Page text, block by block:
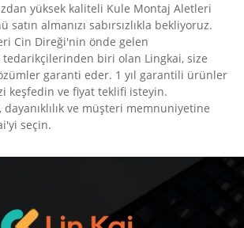
yüksek kaliteli Kule Montaj Aletleri
almanızı sabırsızlıkla bekliyoruz.
Cin Direği'nin önde gelen
biri olan Lingkai, size
garanti eder. 1 yıl garantili ürünler
keşfedin ve fiyat teklifi isteyin.
ve müşteri memnuniyetine
seçin.